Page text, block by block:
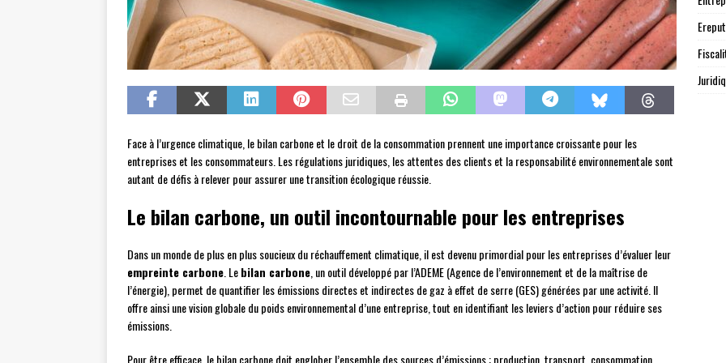
Face à l’urgence climatique, le bilan carbone et le droit de la consommation prennent une importance croissante pour les
entreprises et les consommateurs. Les régulations juridiques, les attentes des clients et la responsabilité environnementale sont
autant de défis à relever pour assurer une transition écologique réussie.
Le bilan carbone, un outil incontournable pour les entreprises
Dans un monde de plus en plus soucieux du réchauffement climatique, il est devenu primordial pour les entreprises d’évaluer leur
empreinte carbone . Lebilan carbone , un outil développé par l’ADEME (Agence de l’environnement et de la maîtrise de
l’énergie), permet de quantifier les émissions directes et indirectes de gaz à effet de serre (GES) générées par une activité. Il
offre ainsi une vision globale du poids environnemental d’une entreprise, tout en identifiant les leviers d’action pour réduire ses
émissions.
Pour être efficace, le bilan carbone doit englober l’ensemble des sources d’émissions : production, transport, consommation